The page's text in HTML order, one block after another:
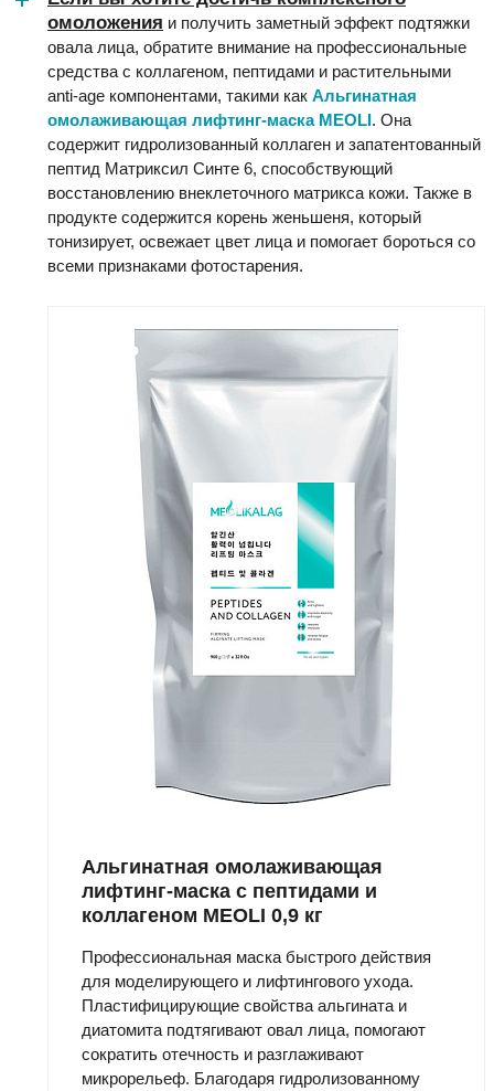
омоложения и получить заметный эффект подтяжки
овала лица, обратите внимание на профессиональные
средства с коллагеном, пептидами и растительными
anti-age компонентами, такими как Альгинатная
омолаживающая лифтинг-маска MEOLI. Она
содержит гидролизованный коллаген и запатентованный
пептид Матриксил Синте 6, способствующий
восстановлению внеклеточного матрикса кожи. Также в
продукте содержится корень женьшеня, который
тонизирует, освежает цвет лица и помогает бороться со
всеми признаками фотостарения.
Альгинатная омолаживающая
лифтинг-маска с пептидами и
коллагеном MEOLI 0,9 кг
Профессиональная маска быстрого действия
для моделирующего и лифтингового ухода.
Пластифицирующие свойства альгината и
диатомита подтягивают овал лица, помогают
сократить отечность и разглаживают
микрорельеф. Благодаря гидролизованному